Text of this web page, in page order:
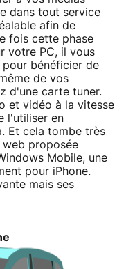
dans tout service
afin de
fois cette phase
votre PC, il vous
bénéficier de
de vos
d'une carte tuner.
et vidéo à la vitesse
l'utiliser en
Et cela tombe très
proposée
Mobile, une
pour iPhone.
mais ses